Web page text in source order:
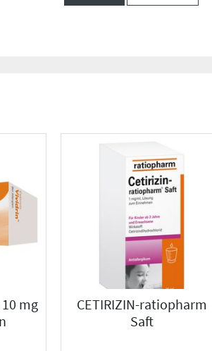
mg
CETIRIZIN-ratiopharm
Saft